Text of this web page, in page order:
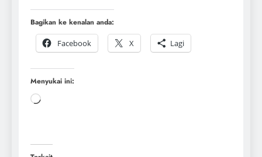
Bagikan ke kenalan anda:
Facebook
X Lagi
Menyukai ini: